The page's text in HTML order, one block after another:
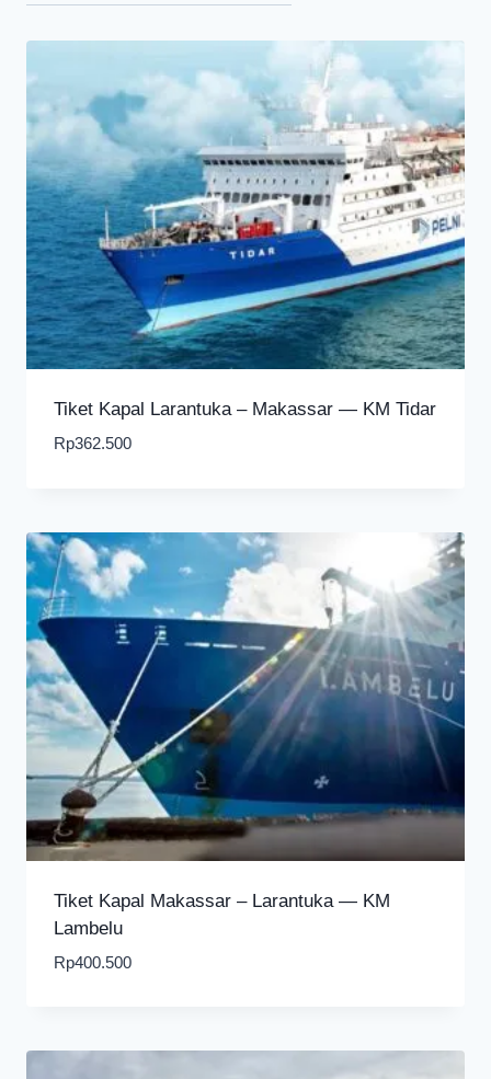
Tiket Kapal Larantuka – Makassar — KM Tidar
Rp362.500
Tiket Kapal Makassar – Larantuka — KM
Lambelu
Rp400.500